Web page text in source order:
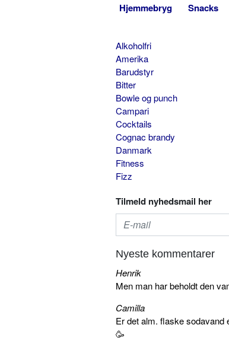
Hjemmebryg Snacks
Alkoholfri
Amerika
Barudstyr
Bitter
Bowle og punch
Campari
Cocktails
Cognac brandy
Danmark
Fitness
Fizz
Tilmeld nyhedsmail her
Nyeste kommentarer
Henrik
Men man har beholdt den
Camilla
Er det alm. flaske sodavand
🥳